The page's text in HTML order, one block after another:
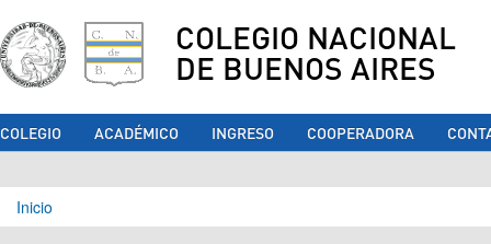
COLEGIO NACIONAL
DE BUENOS AIRES
COLEGIO ACADÉMICO INGRESO COOPERADORA
Se encuentra usted aquí
Inicio